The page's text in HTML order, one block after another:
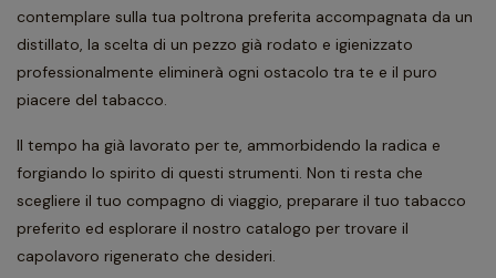
contemplare sulla tua poltrona preferita accompagnata da un
distillato, la scelta di un pezzo già rodato e igienizzato
professionalmente eliminerà ogni ostacolo tra te e il puro
piacere del tabacco.
Il tempo ha già lavorato per te, ammorbidendo la radica e
forgiando lo spirito di questi strumenti. Non ti resta che
scegliere il tuo compagno di viaggio, preparare il tuo tabacco
preferito ed esplorare il nostro catalogo per trovare il
capolavoro rigenerato che desideri.